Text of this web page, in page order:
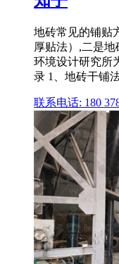
地砖常见的铺贴
厚贴法）,二是
环境设计研究所
录 1、地砖干铺
联系电话: 180